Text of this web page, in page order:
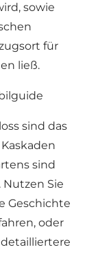
sowie
für
ließ.
sind das
sind
Sie
Geschichte
oder